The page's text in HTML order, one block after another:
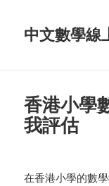
中文數學線
香港小學
我評估
在香港小學的數